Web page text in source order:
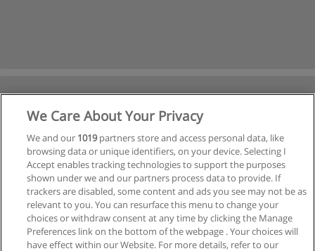
We Care About Your Privacy
We and our 1019partners store and access personal data, like
browsing data or unique identifiers, on your device. Selecting I
Accept enables tracking technologies to support the purposes
shown under we and our partners process data to provide. If
trackers are disabled, some content and ads you see may not be as
relevant to you. You can resurface this menu to change your
choices or withdraw consent at any time by clicking the Manage
Preferences link on the bottom of the webpage . Your choices will
have effect within our Website. For more details, refer to our